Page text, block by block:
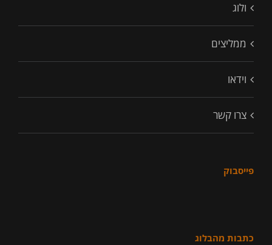
ולוג
ממליצים
וידאו
צרו קשר
פייסבוק
כתבות מהבלוג